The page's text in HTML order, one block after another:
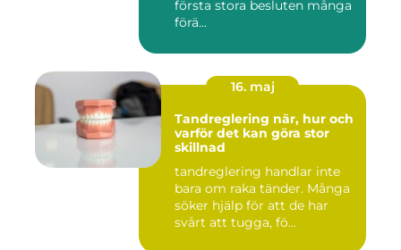
första stora besluten många
förä...
16. maj
Tandreglering när, hur och
varför det kan göra stor
skillnad
tandreglering handlar inte
bara om raka tänder. Många
söker hjälp för att de har
svårt att tugga, fö...